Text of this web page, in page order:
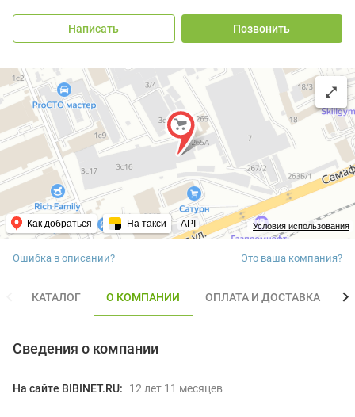
Написать Позвонить
Условия использования
Как добраться На такси API
Ошибка в описании? Это ваша компания?
КАТАЛОГ О КОМПАНИИ ОПЛАТА И ДОСТАВКА
Сведения о компании
На сайте BIBINET.RU: 12 лет 11 месяцев